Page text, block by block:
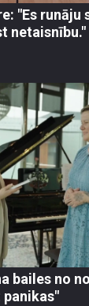
"Es runāju
netaisnību."
bailes no